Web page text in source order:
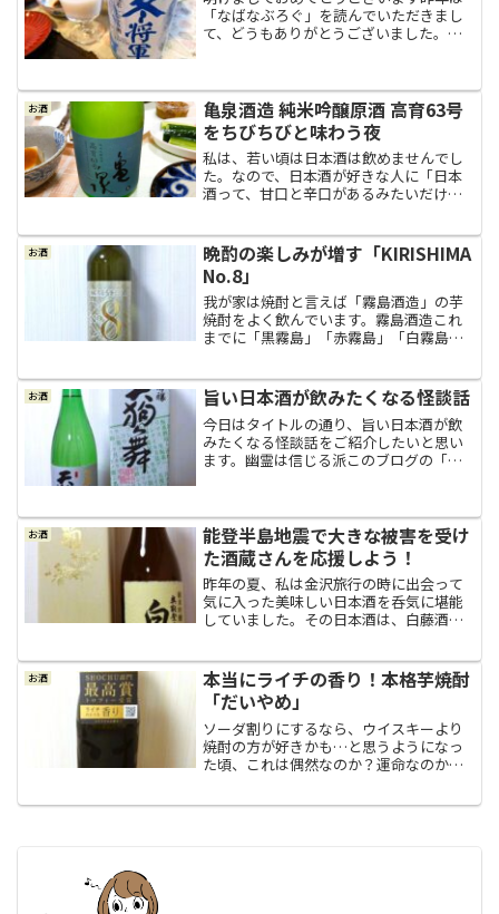
「なばなぶろぐ」を読んでいただきまし
て、どうもありがとうございました。ブ
出なくて自分の思うように文章も書けま
せんが、読んでいただいて...
お酒
亀泉酒造 純米吟醸原酒 高育63号
をちびちびと味わう夜
私は、若い頃は日本酒は飲めませんでし
た。なので、日本酒が好きな人に「日本
酒って、甘口と辛口があるみたいだけ
うに「日本酒は辛口でしょ！」と答える
ので、なるほどね～！と思っ...
お酒
晩酌の楽しみが増す「KIRISHIMA
No.8」
我が家は焼酎と言えば「霧島酒造」の芋
焼酎をよく飲んでいます。霧島酒造これ
までに「黒霧島」「赤霧島」「白霧島」
「赤霧島」の みやびに するっと 「白霧
島」の どしっ...
お酒 旨い日本酒が飲みたくなる怪談話
今日はタイトルの通り、旨い日本酒が飲
みたくなる怪談話をご紹介したいと思い
ます。幽霊は信じる派このブログの「不
だとか言われるような存在を見ようと思
って見える人ではないので...
お酒
能登半島地震で大きな被害を受け
た酒蔵さんを応援しよう！
昨年の夏、私は金沢旅行の時に出会って
気に入った美味しい日本酒を呑気に堪能
していました。その日本酒は、白藤酒造
はスッキリでかなり飲みやすくて、私の
好きな日本酒の中で一二を...
お酒
本当にライチの香り！本格芋焼酎
「だいやめ」
ソーダ割りにするなら、ウイスキーより
焼酎の方が好きかも…と思うようになっ
た頃、これは偶然なのか？運命なのか？